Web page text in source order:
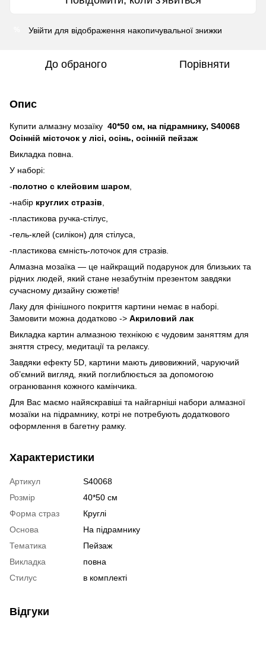
Увійти для відображення накопичувальної знижки
До обраного Порівняти
Опис
Купити алмазну мозаїку 40*50 см, на підрамнику, S40068
Осінній місточок у лісі, осінь, осінній пейзаж
Викладка повна.
У наборі:
-полотно с клейовим шаром
-набір круглих стразів
-пластикова ручка-стілус,
-гель-клей (силікон) для стілуса,
-пластикова ємність-лоточок для стразів.
Алмазна мозаїка — це найкращий подарунок для близьких та
рідних людей, який стане незабутнім презентом завдяки
сучасному дизайну сюжетів!
Лаку для фінішного покриття картини немає в наборі.
Замовити можна додатково -> Акриловий лак
Викладка картин алмазною технікою є чудовим заняттям для
зняття стресу, медитації та релаксу.
Завдяки ефекту 5D, картини мають дивовижний, чаруючий
об’ємний вигляд, який поглиблюється за допомогою
огранювання кожного камінчика.
Для Вас маємо найяскравіші та найгарніші набори алмазної
мозаїки на підрамнику, котрі не потребують додаткового
оформлення в багетну рамку.
Характеристики
Артикул
S40068
Розмір
40*50 см
Форма страз
Круглі
Основа
На підрамнику
Тематика
Пейзаж
Викладка
повна
Стилус
в комплекті
Відгуки